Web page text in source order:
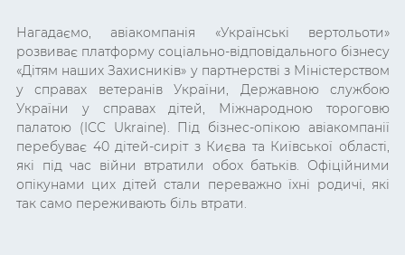
Нагадаємо, авіакомпанія «Українські вертольоти»
розвиває платформу соціально-відповідального бізнесу
«Дітям наших Захисників» у партнерстві з Міністерством
у справах ветеранів України, Державною службою
України у справах дітей, Міжнародною тороговю
палатою (ICC Ukraine). Під бізнес-опікою авіакомпанії
перебуває 40 дітей-сиріт з Києва та Київської області,
які під час війни втратили обох батьків. Офіційними
опікунами цих дітей стали переважно їхні родичі, які
так само переживають біль втрати.